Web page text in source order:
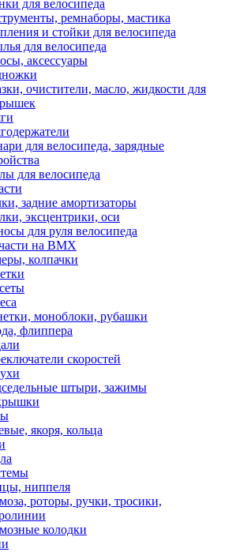
для велосипеда
ремнаборы, мастика
и стойки для велосипеда
для велосипеда
аксессуары
очистители, масло, жидкости для
для велосипеда, зарядные
для велосипеда
задние амортизаторы
эксцентрики, оси
для руля велосипеда
на BMX
колпачки
моноблоки, рубашки
флиппера
скоростей
штыри, зажимы
якоря, кольца
ниппеля
роторы, ручки, тросики,
колодки